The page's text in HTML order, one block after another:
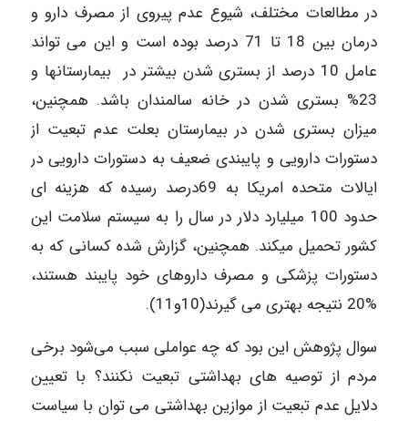
در مطالعات مختلف، شیوع عدم پیروی از مصرف دارو و
درمان بین 18 تا 71 درصد بوده است و این می تواند
عامل 10 درصد از بستری شدن بیشتر در بیمارستانها و
23% بستری شدن در خانه سالمندان باشد. همچنین،
میزان بستری شدن در بیمارستان بعلت عدم تبعیت از
دستورات دارویی و پایبندی ضعیف به دستورات دارویی در
ایالات متحده امریکا به 69درصد رسیده که هزینه ای
حدود 100 میلیارد دلار در سال را به سیستم سلامت این
کشور تحمیل میکند. همچنین، گزارش شده کسانی که به
دستورات پزشکی و مصرف داروهای خود پایبند هستند،
%20 نتیجه بهتری می گیرند(10و11).
سوال پژوهش این بود که چه عواملی سبب می‌شود برخی
مردم از توصیه‌ های بهداشتی تبعیت نکنند؟ با تعیین
دلایل عدم تبعیت از موازین بهداشتی می توان با سیاست